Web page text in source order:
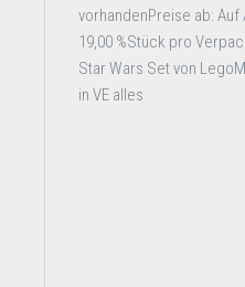
vorhandenPreise ab:
19,00 %Stück pro
Star Wars Set von
in VE alles